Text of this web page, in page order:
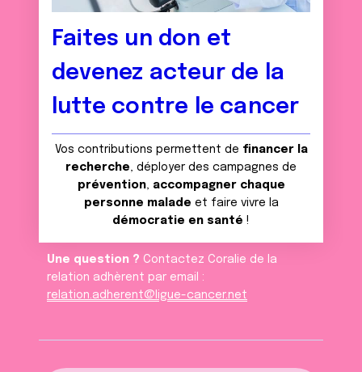
Faites un don et
devenez acteur de la
lutte contre le cancer
Vos contributions permettent de financer la
recherche, déployer des campagnes de
prévention, accompagner chaque
personne malade et faire vivre la
démocratie en santé !
Une question ? Contactez Coralie de la
relation adhèrent par email :
relation.adherent@ligue-cancer.net